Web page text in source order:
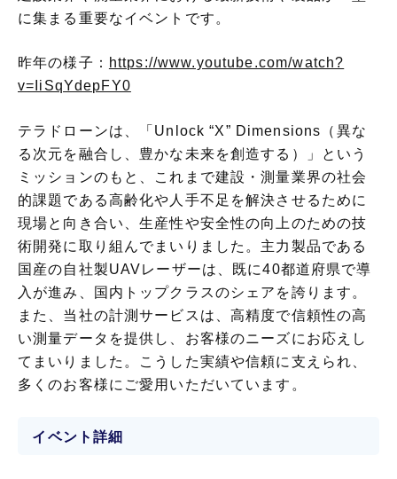
に集まる重要なイベントです。
昨年の様子： https://www.youtube.com/watch?
v=IiSqYdepFY0
テラドローンは、「Unlock “X” Dimensions（異な
る次元を融合し、豊かな未来を創造する）」という
ミッションのもと、これまで建設・測量業界の社会
的課題である高齢化や人手不足を解決させるために
現場と向き合い、生産性や安全性の向上のための技
術開発に取り組んでまいりました。主力製品である
国産の自社製UAVレーザーは、既に40都道府県で導
入が進み、国内トップクラスのシェアを誇ります。
また、当社の計測サービスは、高精度で信頼性の高
い測量データを提供し、お客様のニーズにお応えし
てまいりました。こうした実績や信頼に支えられ、
多くのお客様にご愛用いただいています。
イベント詳細